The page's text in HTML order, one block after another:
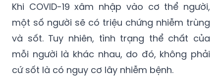
Khi COVID-19 xâm nhập vào cơ thể người,
một số người sẽ có triệu chứng nhiễm trùng
và sốt. Tuy nhiên, tình trạng thể chất của
mỗi người là khác nhau, do đó, không phải
cứ sốt là có nguy cơ lây nhiễm bệnh.